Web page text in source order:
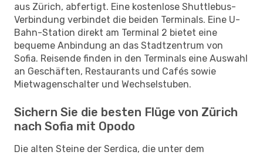
aus Zürich, abfertigt. Eine kostenlose Shuttlebus-
Verbindung verbindet die beiden Terminals. Eine U-
Bahn-Station direkt am Terminal 2 bietet eine
bequeme Anbindung an das Stadtzentrum von
Sofia. Reisende finden in den Terminals eine Auswahl
an Geschäften, Restaurants und Cafés sowie
Mietwagenschalter und Wechselstuben.
Sichern Sie die besten Flüge von Zürich
nach Sofia mit Opodo
Die alten Steine der Serdica, die unter dem